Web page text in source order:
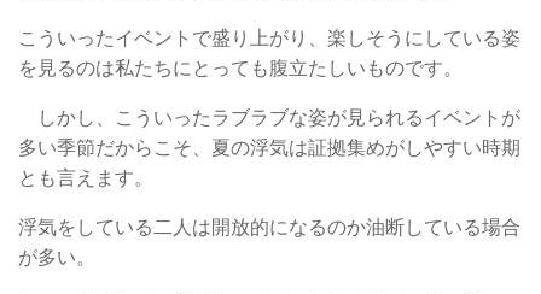
こういったイベントで盛り上がり、楽しそうにしている姿
を見るのは私たちにとっても腹立たしいものです。
しかし、こういったラブラブな姿が見られるイベントが
多い季節だからこそ、夏の浮気は証拠集めがしやすい時期
とも言えます。
浮気をしている二人は開放的になるのか油断している場合
が多い。